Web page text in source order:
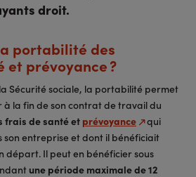
droit.
portabilité des
et prévoyance ?
Sécurité sociale, la portabilité permet
la fin de son contrat de travail du
frais de santé et prévoyance qui
entreprise et dont il bénéficiait
départ. Il peut en bénéficier sous
une période maximale de 12